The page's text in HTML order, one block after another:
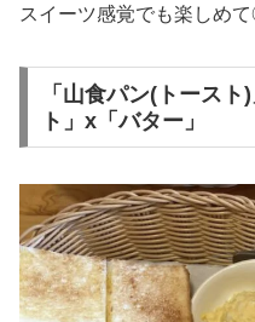
スイーツ感覚でも楽しめ
「山食パン(トース
ト」x「バター」